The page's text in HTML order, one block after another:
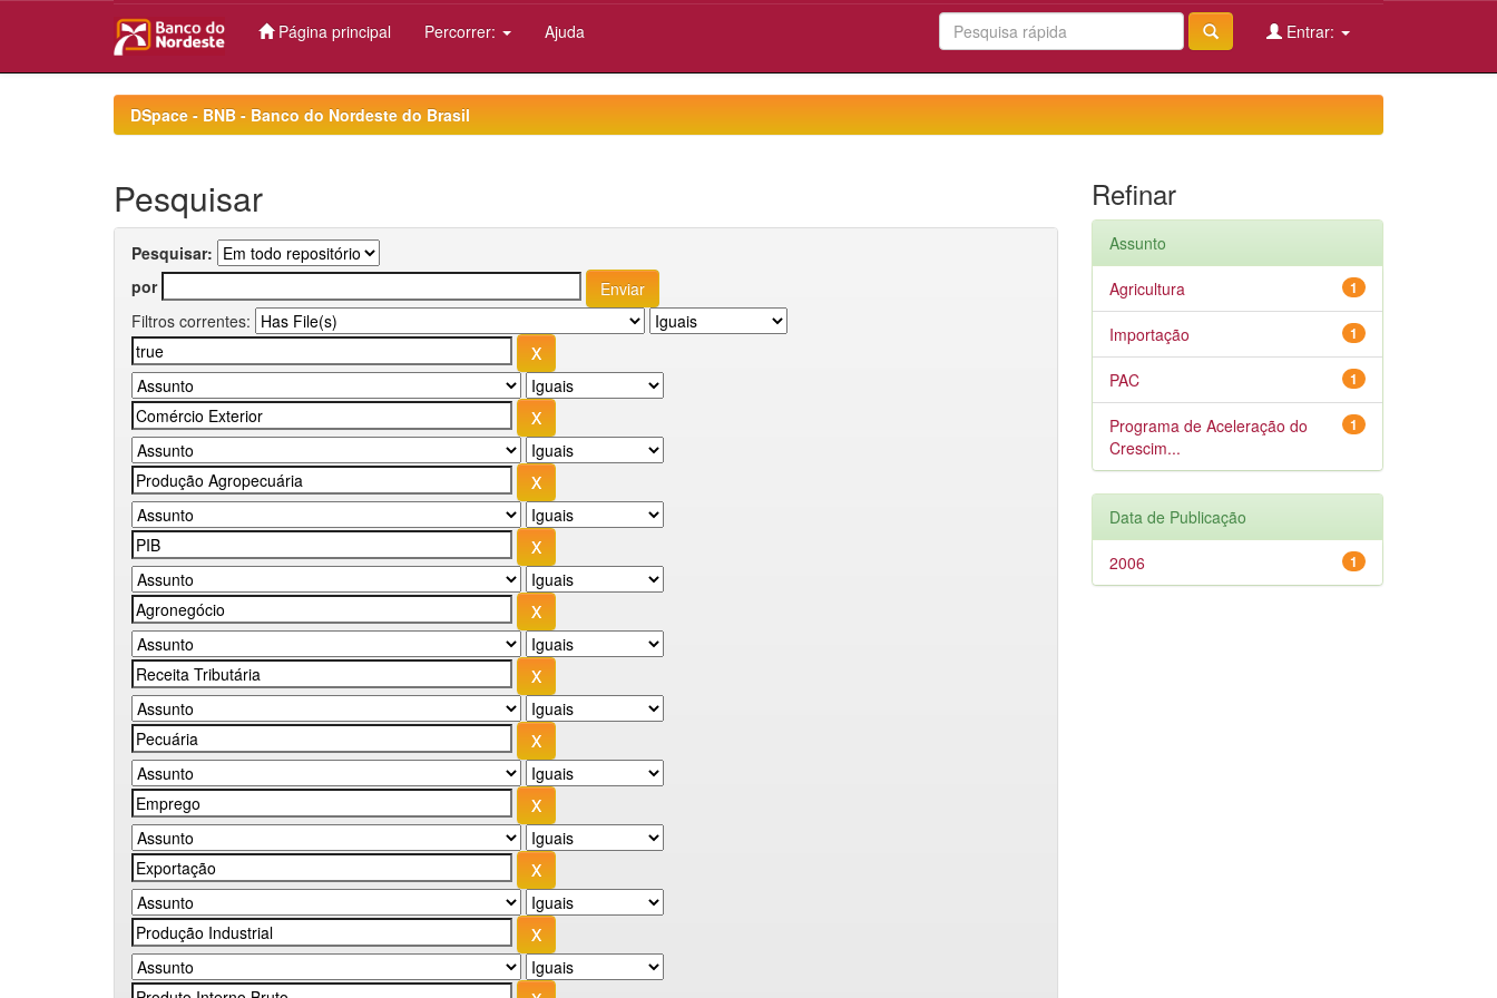
Página principal Percorrer: Ajuda Entrar:
DSpace - BNB - Banco do Nordeste do Brasil
Pesquisar
Pesquisar:
por
Filtros correntes:
Refinar
Assunto
1
Agricultura
1
Importação
1
PAC
1
Programa de Aceleração do
Crescim...
Data de Publicação
1
2006